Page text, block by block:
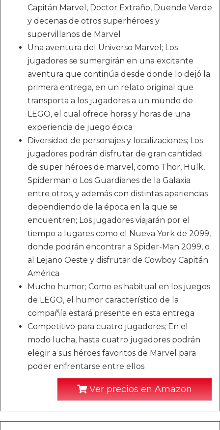
Capitán Marvel, Doctor Extraño, Duende Verde
y decenas de otros superhéroes y
supervillanos de Marvel
Una aventura del Universo Marvel; Los
jugadores se sumergirán en una excitante
aventura que continúa desde donde lo dejó la
primera entrega, en un relato original que
transporta a los jugadores a un mundo de
LEGO, el cual ofrece horas y horas de una
experiencia de juego épica
Diversidad de personajes y localizaciones; Los
jugadores podrán disfrutar de gran cantidad
de super héroes de marvel, como Thor, Hulk,
Spiderman o Los Guardianes de la Galaxia
entre otros, y además con distintas apariencias
dependiendo de la época en la que se
encuentren; Los jugadores viajarán por el
tiempo a lugares como el Nueva York de 2099,
donde podrán encontrar a Spider-Man 2099, o
al Lejano Oeste y disfrutar de Cowboy Capitán
América
Mucho humor; Como es habitual en los juegos
de LEGO, el humor característico de la
compañía estará presente en esta entrega
Competitivo para cuatro jugadores; En el
modo lucha, hasta cuatro jugadores podrán
elegir a sus héroes favoritos de Marvel para
poder enfrentarse entre ellos
Ver precios en Amazon